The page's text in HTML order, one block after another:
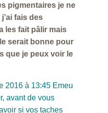
pigmentaires je ne
fais des
les fait pâlir mais
serait bonne pour
que je peux voir le
2016 à 13:45 Emeu
avant de vous
si vos taches